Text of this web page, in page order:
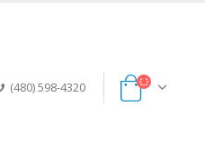
(480) 598-4320